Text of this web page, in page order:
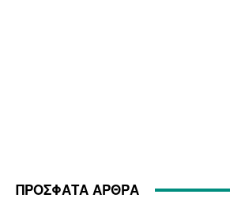
ΠΡΟΣΦΑΤΑ ΑΡΘΡΑ